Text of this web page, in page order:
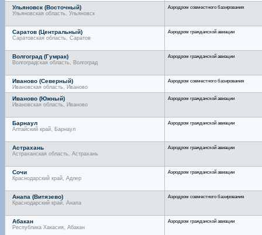
Ульяновск (Восточный)
Ульяновская область, Ульяновск
Аэродром совместного базирования
Саратов (Центральный)
Саратовская область, Саратов
Аэродром гражданской авиации
Волгоград (Гумрак)
Волгоградская область, Волгоград
Аэродром гражданской авиации
Иваново (Северный)
Ивановская область, Иваново
Аэродром совместного базирования
Иваново (Южный)
Ивановская область, Иваново
Аэродром гражданской авиации
Барнаул
Алтайский край, Барнаул
Аэродром гражданской авиации
Астрахань
Астраханская область, Астрахань
Аэродром гражданской авиации
Сочи
Краснодарский край, Адлер
Аэродром гражданской авиации
Анапа (Витязево)
Краснодарский край, Анапа
Аэродром совместного базирования
Абакан
Республика Хакасия, Абакан
Аэродром гражданской авиации